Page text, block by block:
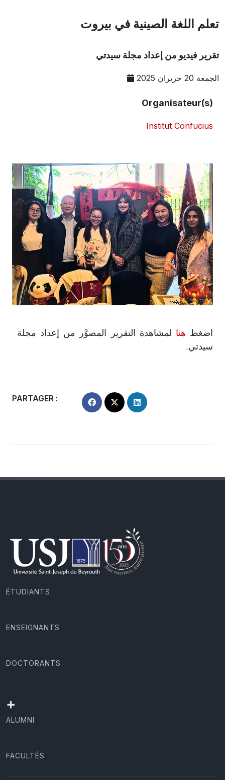
تعلم اللغة الصينية في بيروت
تقرير فيديو من إعداد مجلة سيدتي
الجمعة 20 حزيران 2025
Organisateur(s)
Institut Confucius
اضغط هنا لمشاهدة التقرير المصوَّر من إعداد مجلة
سيدتي.
PARTAGER :
ÉTUDIANTS
ENSEIGNANTS
DOCTORANTS
+
ALUMNI
FACULTÉS